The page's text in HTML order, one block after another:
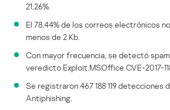
21,26%.
El 78,44% de los correos electrónicos
menos de 2 Kb.
Con mayor frecuencia, se detectó
veredicto Exploit.MSOffice.CVE-2017-
Se registraron 467 188 119 detecciones
Antiphishing.